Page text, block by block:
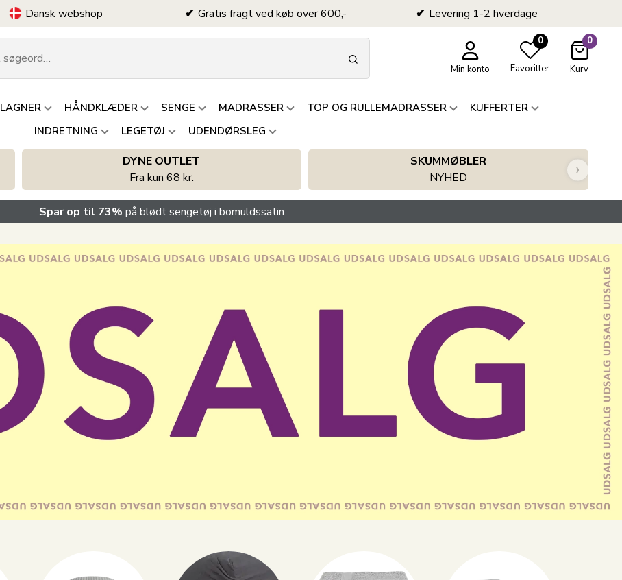
Dansk webshop Gratis fragt ved køb over 600,- Levering 1-2 hverdage
Min konto
0
Favoritter
0
Kurv
LAGNER HÅNDKLÆDER SENGE MADRASSER TOP OG RULLEMADRASSER
KUFFERTER
INDRETNING
LEGETØJ UDENDØRSLEG
DYNE OUTLET
Fra kun 68 kr.
SKUMMØBLER
NYHED
›
Spar op til 73% på blødt sengetøj i bomuldssatin